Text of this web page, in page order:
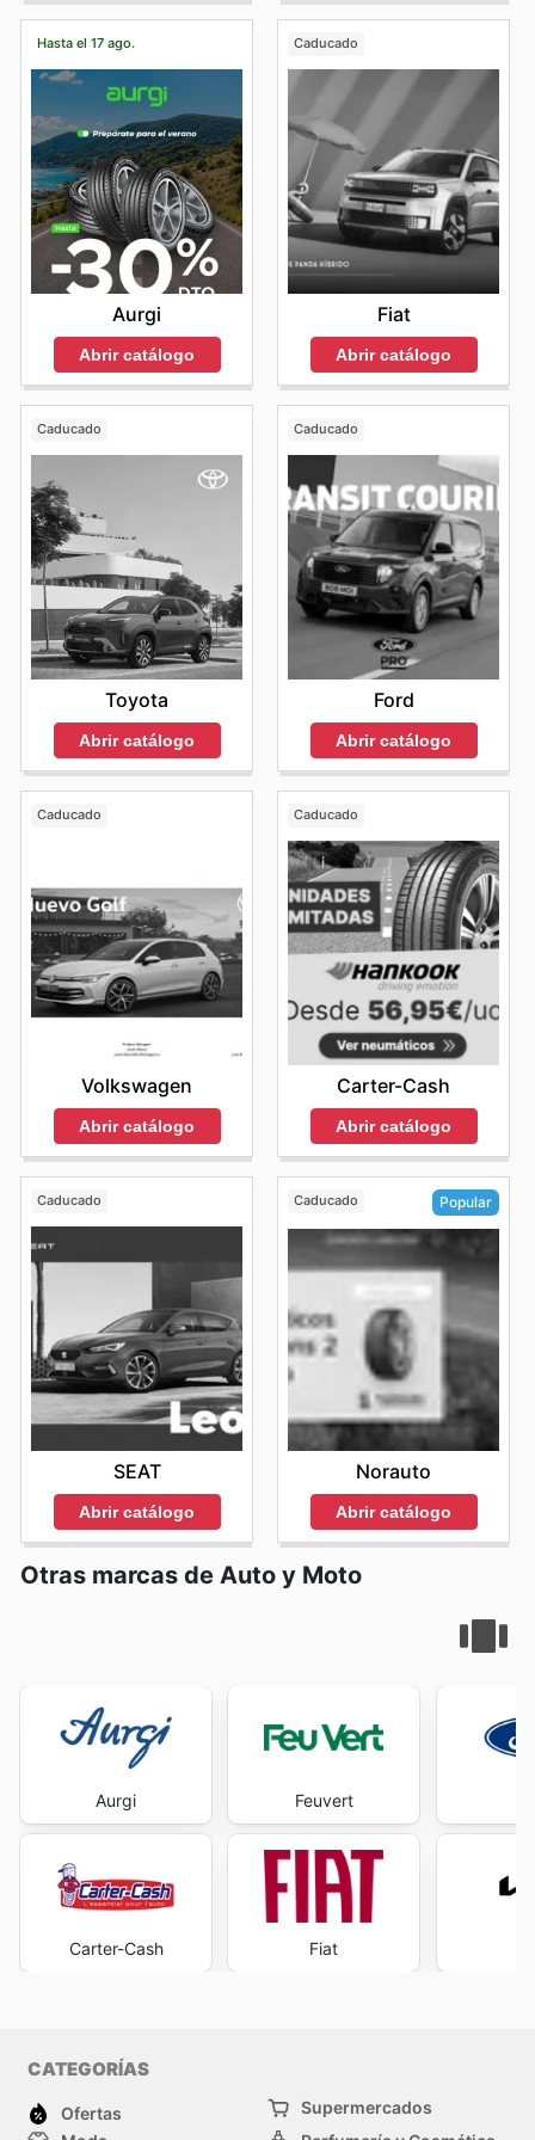
Hasta el 17 ago.
Aurgi
Abrir catálogo
Caducado
Fiat
Abrir catálogo
Caducado
Toyota
Abrir catálogo
Caducado
Ford
Abrir catálogo
Caducado
Volkswagen
Abrir catálogo
Caducado
Carter-Cash
Abrir catálogo
Caducado
SEAT
Abrir catálogo
Caducado Popular
Norauto
Abrir catálogo
Otras marcas de Auto y Moto
Aurgi
Carter-Cash
Feuvert
Fiat
CATEGORÍAS
Ofertas
Supermercados